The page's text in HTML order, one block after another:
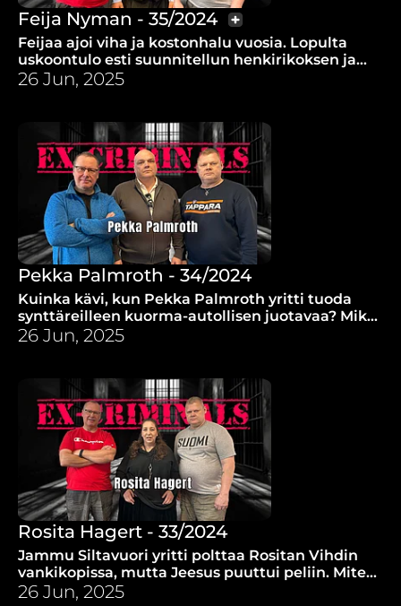
Feija Nyman - 35/2024
Feijaa ajoi viha ja kostonhalu vuosia. Lopulta
uskoontulo esti suunnitellun henkirikoksen ja
äidin rukoukset oli kuultu.
26 Jun, 2025
Pekka Palmroth - 34/2024
Kuinka kävi, kun Pekka Palmroth yritti tuoda
synttäreilleen kuorma-autollisen juotavaa? Miksi
vankilapastori Vesa Mäkelä on tärkeä henkilö
Pekan elämässä?
26 Jun, 2025
Rosita Hagert - 33/2024
Jammu Siltavuori yritti polttaa Rositan Vihdin
vankikopissa, mutta Jeesus puuttui peliin. Miten
usko on auttanut elämässä eteenpäin?
26 Jun, 2025